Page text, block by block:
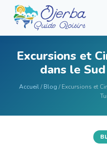
Excursions et
dans le
Accueil/Blog / Excursions et